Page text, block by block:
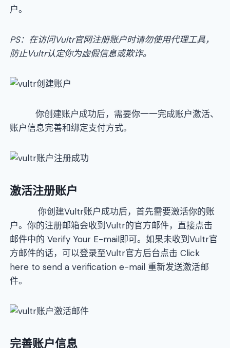
户。
PS：在访问Vultr官网注册账户时请勿使用代理工具，
防止Vultr认定你为虚假信息或欺诈。
你创建账户成功后，需要你一一完成账户激活、
账户信息完善和绑定支付方式。
激活注册账户
你创建Vultr账户成功后，首先需要激活你的账
户。你的注册邮箱会收到Vultr的官方邮件，直接点击
邮件中的 Verify Your E-mail即可。如果未收到Vultr官
方邮件的话，可以登录至Vultr官方后台点击 Click
here to send a verification e-mail 重新发送激活邮
件。
完善账户信息